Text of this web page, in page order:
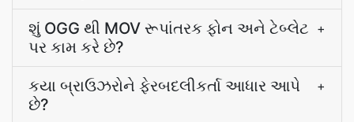
શું OGG થી MOV રૂપાંતરક ફોન અને ટેબ્લેટ
પર કામ કરે છે?
+
કયા બ્રાઉઝરોને ફેરબદલીકર્તા આધાર આપે
છે?
+